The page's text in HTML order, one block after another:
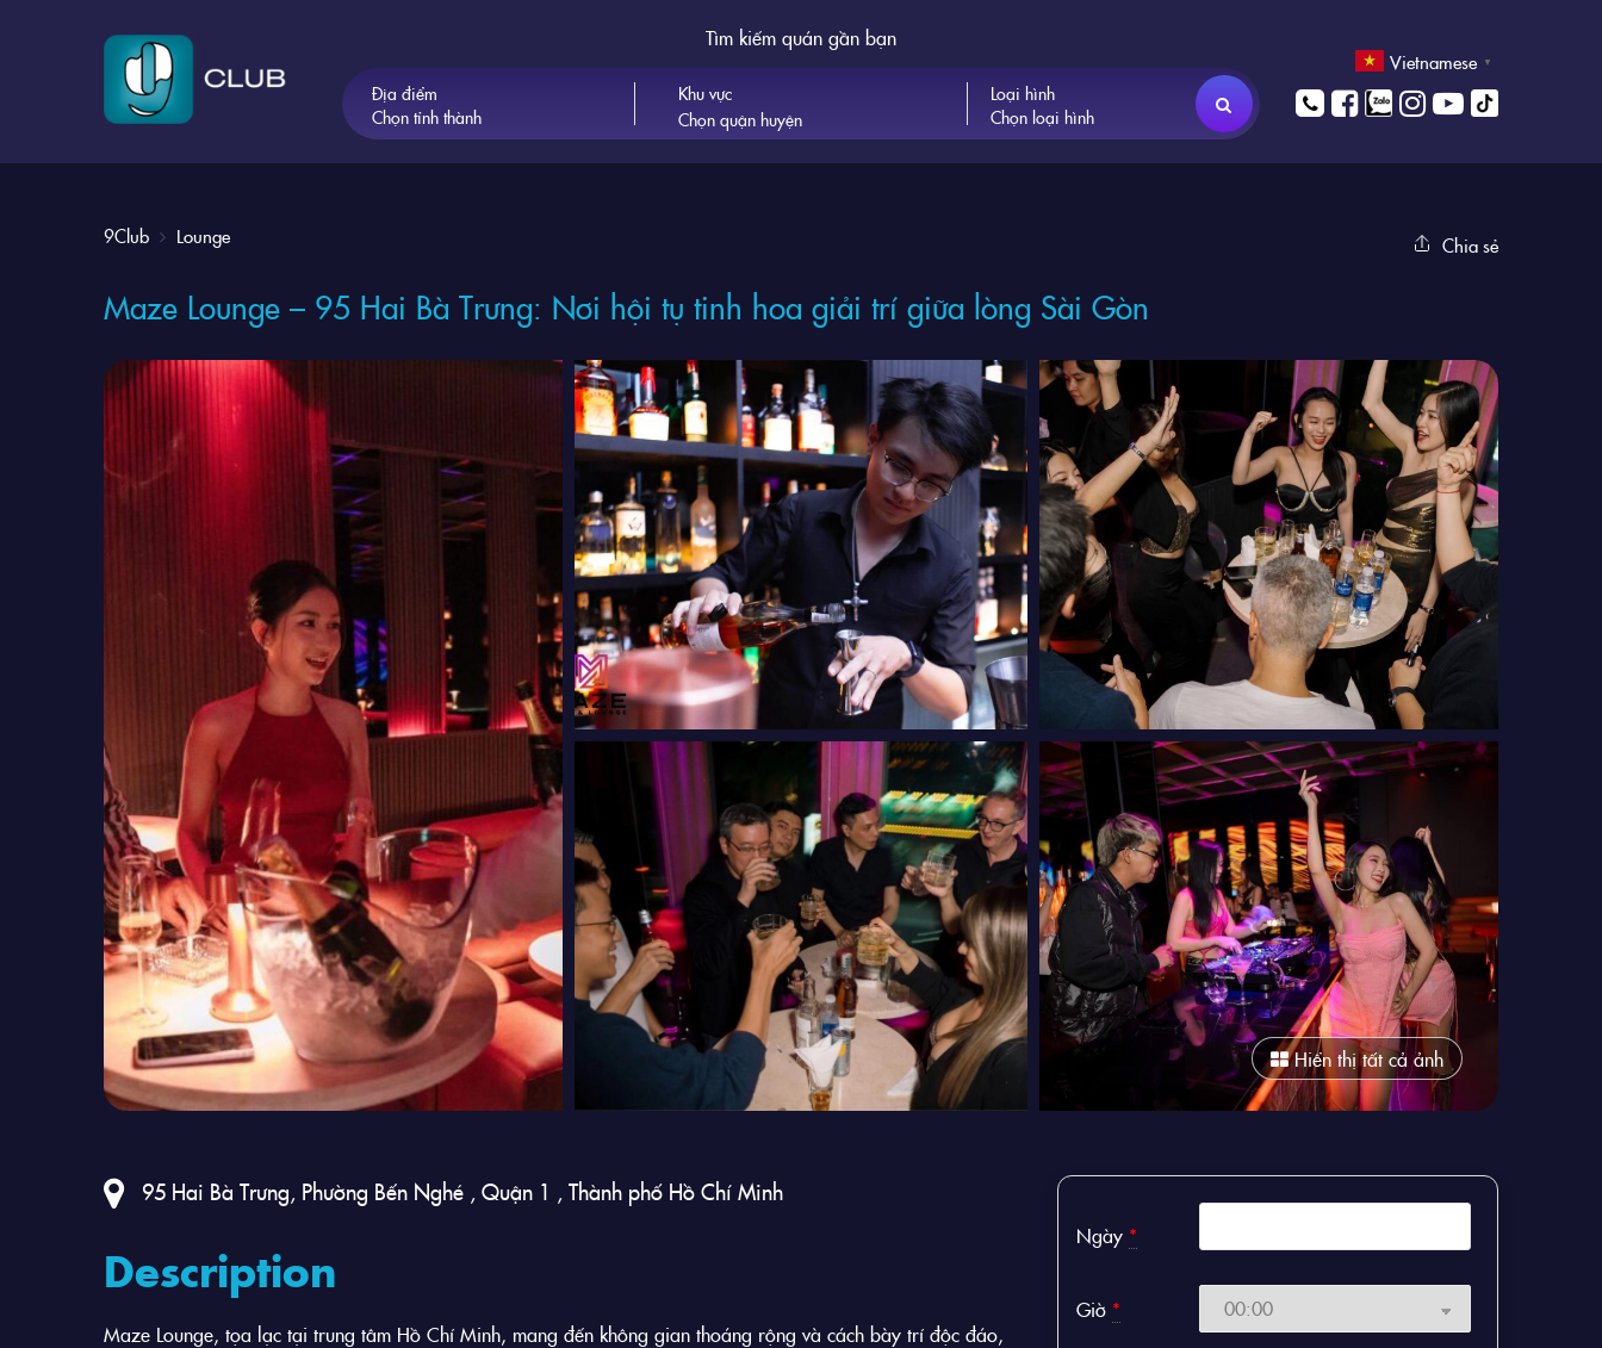
Tìm kiếm quán gần bạn
Địa điểm
Chọn tỉnh thành
Khu vực
Loại hình
Chọn loại hình
Vietnamese ▼
9Club Lounge Chia sẻ
Maze Lounge – 95 Hai Bà Trưng: Nơi hội tụ tinh hoa giải trí giữa lòng Sài Gòn
Hiển thị tất cả ảnh
95 Hai Bà Trưng, Phường Bến Nghé , Quận 1 , Thành phố Hồ Chí Minh
Description
Maze Lounge, tọa lạc tại trung tâm Hồ Chí Minh, mang đến không gian thoáng rộng và cách bày trí độc đáo,
Ngày *
Giờ *